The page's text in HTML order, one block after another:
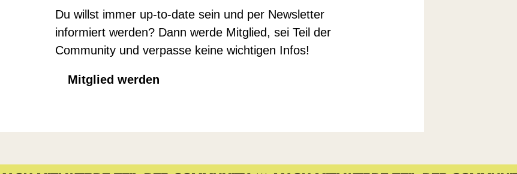
Du willst immer up-to-date sein und per Newsletter
informiert werden? Dann werde Mitglied, sei Teil der
Community und verpasse keine wichtigen Infos!
Mitglied werden